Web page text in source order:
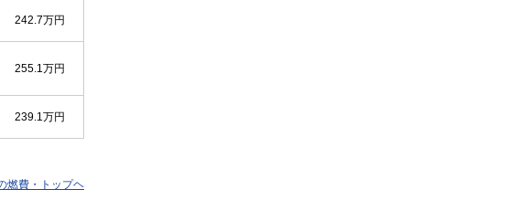
242.7万円
255.1万円
239.1万円
燃費・トップヘ